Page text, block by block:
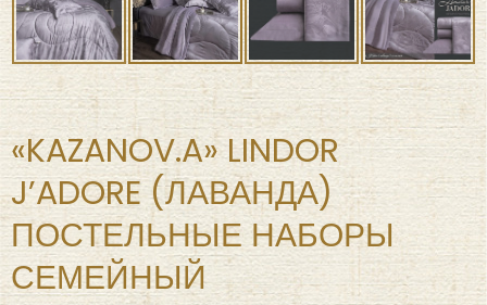
«KAZANOV.A» LINDOR
J’ADORE (ЛАВАНДА)
ПОСТЕЛЬНЫЕ НАБОРЫ
СЕМЕЙНЫЙ